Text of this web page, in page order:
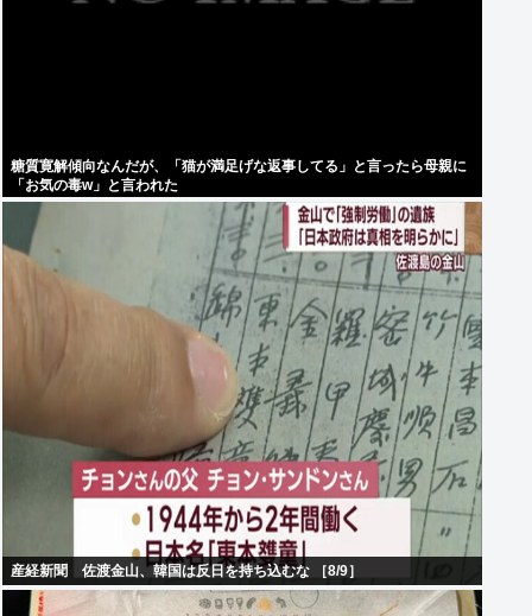
糖質寛解傾向なんだが、「猫が満足げな返事してる」と言ったら母親に
「お気の毒w」と言われた
産経新聞 佐渡金山、韓国は反日を持ち込むな ［8/9］